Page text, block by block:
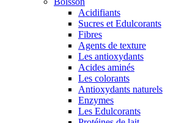
Acidifiants
Sucres et Edulcorants
Fibres
Agents de texture
Les antioxydants
Acides aminés
Les colorants
Antioxydants naturels
Enzymes
Les Edulcorants